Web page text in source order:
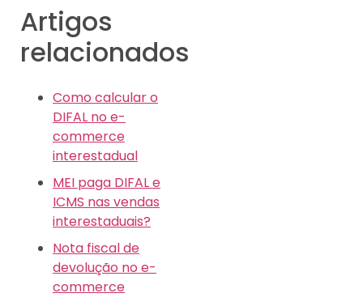
Artigos
relacionados
Como calcular o
DIFAL no e-
commerce
interestadual
MEI paga DIFAL e
ICMS nas vendas
interestaduais?
Nota fiscal de
devolução no e-
commerce